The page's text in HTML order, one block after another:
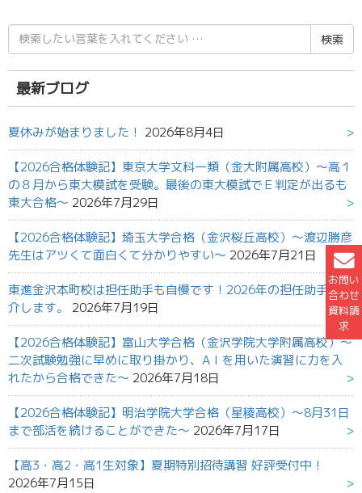
お問い
合わせ
資料請
求
検
索
結
果:
最新ブログ
夏休みが始まりました！ 2026年8月4日
【2026合格体験記】東京大学文科一類（金大附属高校）～高１
の８月から東大模試を受験。最後の東大模試でＥ判定が出るも
東大合格～ 2026年7月29日
【2026合格体験記】埼玉大学合格（金沢桜丘高校）～渡辺勝彦
先生はアツくて面白くて分かりやすい～ 2026年7月21日
東進金沢本町校は担任助手も自慢です！2026年の担任助手を紹
介します。
2026年7月19日
【2026合格体験記】富山大学合格（金沢学院大学附属高校）～
二次試験勉強に早めに取り掛かり、AＩを用いた演習に力を入
れたから合格できた～ 2026年7月18日
【2026合格体験記】明治学院大学合格（星稜高校）～8月31日
まで部活を続けることができた～ 2026年7月17日
【高3・高2・高1生対象】夏期特別招待講習 好評受付中！
2026年7月15日